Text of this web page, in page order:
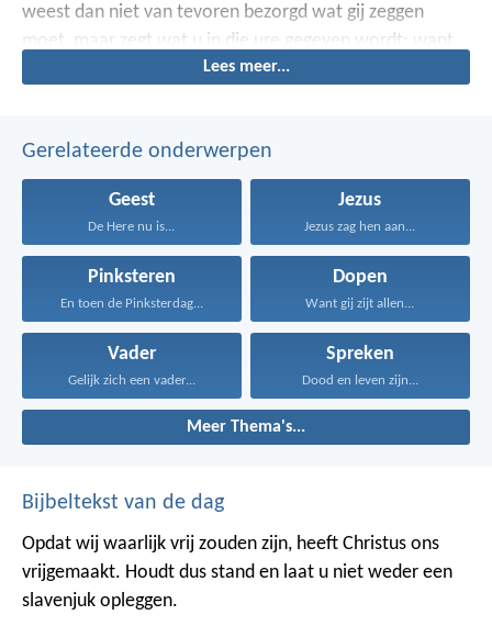
weest dan niet van tevoren bezorgd wat gij zeggen
moet, maar zegt wat u in die ure gegeven wordt; want
gij zijt het niet, die spreekt, maar de heilige Geest.
Lees meer...
Gerelateerde onderwerpen
Geest
De Here nu is...
Jezus
Jezus zag hen aan...
Pinksteren
En toen de Pinksterdag...
Dopen
Want gij zijt allen...
Vader
Gelijk zich een vader...
Spreken
Dood en leven zijn...
Meer Thema's...
Bijbeltekst van de dag
Opdat wij waarlijk vrij zouden zijn, heeft Christus ons
vrijgemaakt. Houdt dus stand en laat u niet weder een
slavenjuk opleggen.